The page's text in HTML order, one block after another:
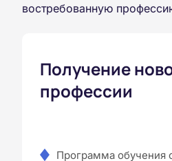
востребованную
Получение
профессии
Программа обучения